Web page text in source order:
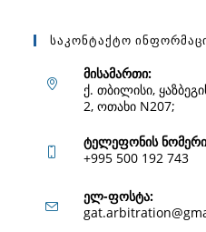
Საკონტაქტო
მისამართი:
ქ. თბილისი,
2, ოთახი N207;
ტელეფონის
+995 500 192 743
in
ელ-ფოსტა: